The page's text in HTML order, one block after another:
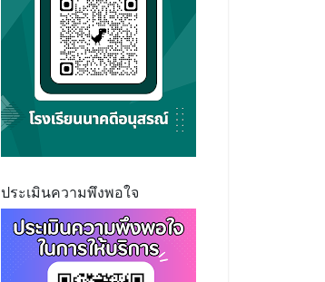
ประเมินความพึงพอใจ